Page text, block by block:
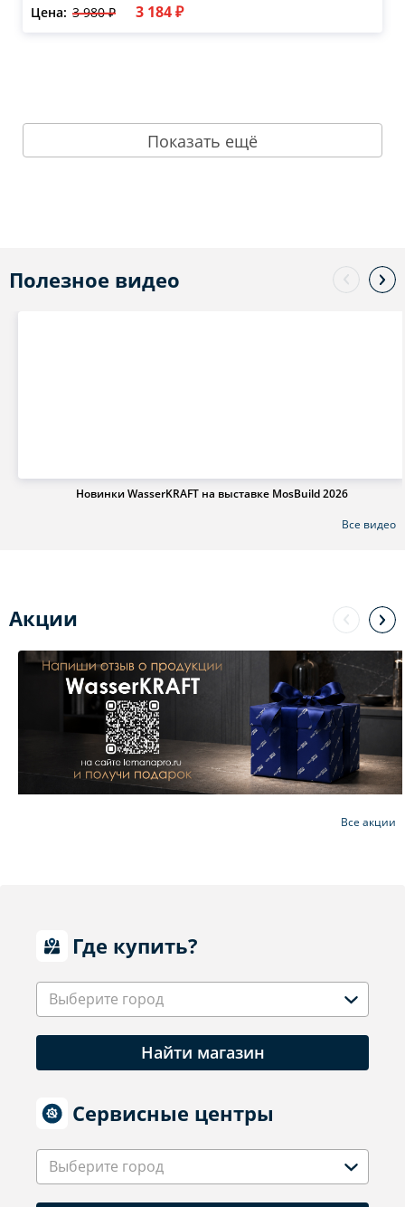
Цена: 3 980 ₽ 3 184 ₽
Показать ещё
Полезное видео
Новинки WasserKRAFT на выставке MosBuild 2026
Все видео
Акции
Все акции
Где купить?
Выберите город
Найти магазин
Сервисные центры
Выберите город